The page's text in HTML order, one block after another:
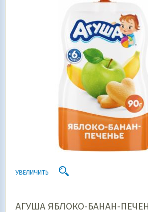
УВЕЛИЧИТЬ
АГУША ЯБЛОКО-БАНАН-